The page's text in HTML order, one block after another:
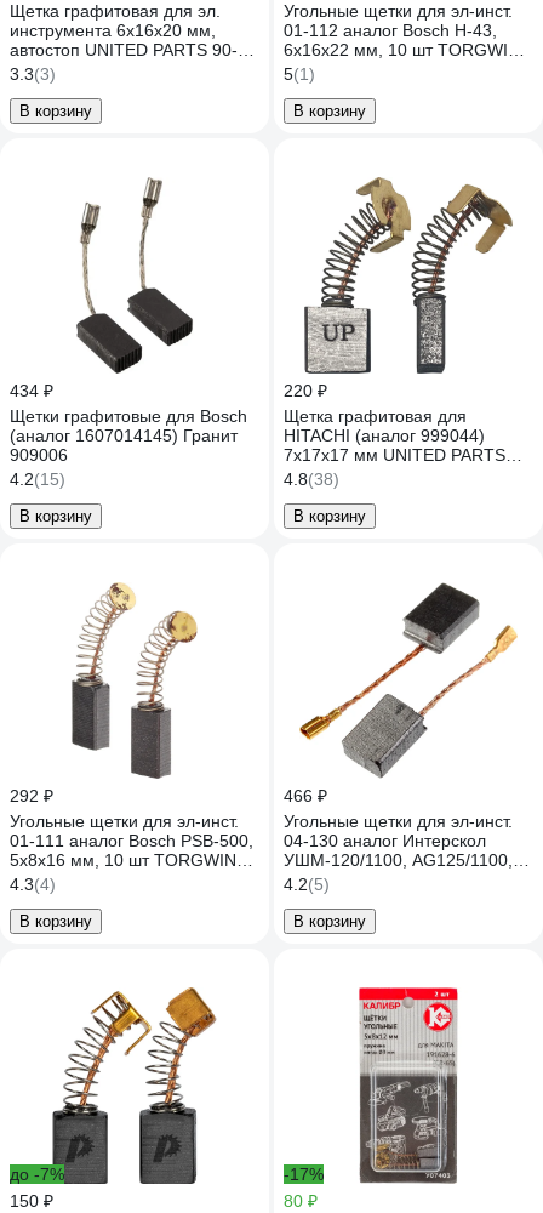
Щетка графитовая для эл.
инструмента 6x16x20 мм,
автостоп UNITED PARTS 90-
1288
3.3(3)
В корзину
Угольные щетки для эл-инст.
01-112 аналог Bosch Н-43,
6х16х22 мм, 10 шт TORGWIN
T885833
5(1)
В корзину
434 ₽
Щетки графитовые для Bosch
(аналог 1607014145) Гранит
909006
4.2(15)
В корзину
220 ₽
Щетка графитовая для
HITACHI (аналог 999044)
7x17x17 мм UNITED PARTS
90-0893
4.8(38)
В корзину
292 ₽
Угольные щетки для эл-инст.
01-111 аналог Bosch PSB-500,
5х8х16 мм, 10 шт TORGWIN
T299773
4.3(4)
В корзину
466 ₽
Угольные щетки для эл-инст.
04-130 аналог Интерскол
УШМ-120/1100, AG125/1100,
6х11х16 мм, 10 пар. TORGWIN
T571179
4.2(5)
В корзину
до -7%
150 ₽
-17%
80 ₽